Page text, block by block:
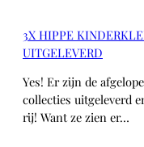
3X HIPPE
UITGELEVERD
Yes! Er zijn de
collecties uitgeleverd
rij! Want ze zien er…